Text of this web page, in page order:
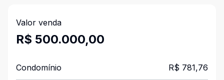
Valor venda
R$ 500.000,00
Condomínio R$ 781,76